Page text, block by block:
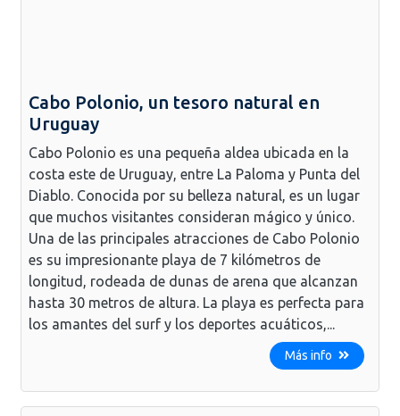
Cabo Polonio, un tesoro natural en
Uruguay
Cabo Polonio es una pequeña aldea ubicada en la
costa este de Uruguay, entre La Paloma y Punta del
Diablo. Conocida por su belleza natural, es un lugar
que muchos visitantes consideran mágico y único.
Una de las principales atracciones de Cabo Polonio
es su impresionante playa de 7 kilómetros de
longitud, rodeada de dunas de arena que alcanzan
hasta 30 metros de altura. La playa es perfecta para
los amantes del surf y los deportes acuáticos,...
Más info